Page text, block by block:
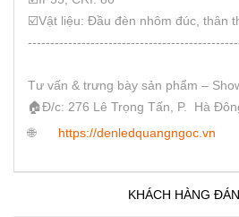
☑️Vật liệu: Đầu đèn nhôm đúc, thân
Tư vấn & trưng bày sản phẩm –
🏠Đ/c: 276 Lê Trọng Tấn, P. Hà
🌐
https://denledquangngoc.vn
KHÁCH HÀNG